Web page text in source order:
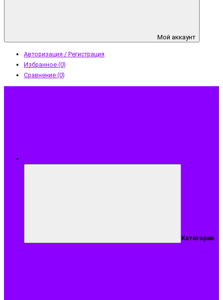
Мой аккаунт
Авторизация / Регистрация
Избранное (0)
Сравнение (0)
Категории